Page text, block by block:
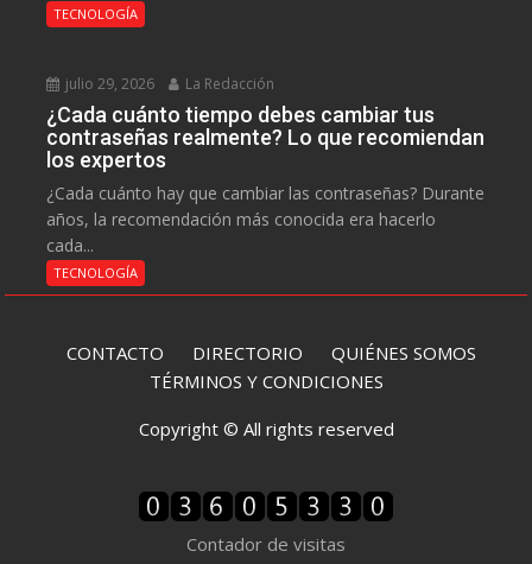
TECNOLOGÍA
julio 29, 2026 La Redacción
¿Cada cuánto tiempo debes cambiar tus
contraseñas realmente? Lo que recomiendan
los expertos
¿Cada cuánto hay que cambiar las contraseñas? Durante
años, la recomendación más conocida era hacerlo
cada...
TECNOLOGÍA
CONTACTO DIRECTORIO QUIÉNES SOMOS
TÉRMINOS Y CONDICIONES
Copyright © All rights reserved
Contador de visitas